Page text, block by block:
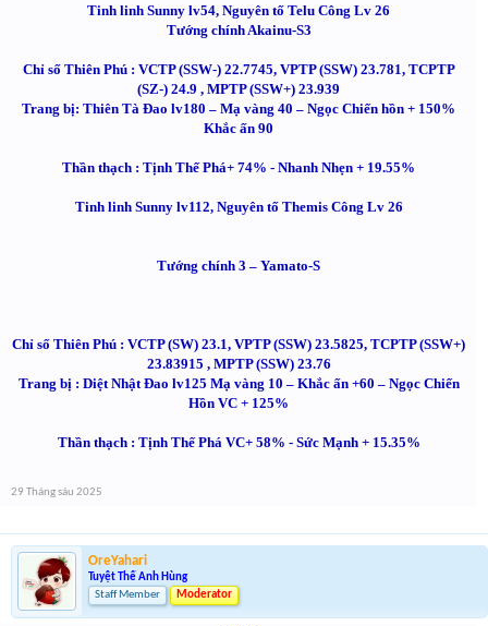
Tinh linh Sunny lv54, Nguyên tố Telu Công Lv 26
Tướng chính Akainu-S3
Chỉ số Thiên Phú : VCTP (SSW-) 22.7745, VPTP (SSW) 23.781, TCPTP
(SZ-) 24.9 , MPTP (SSW+) 23.939
Trang bị: Thiên Tà Đao lv180 – Mạ vàng 40 – Ngọc Chiến hồn + 150%
Khắc ấn 90
Thần thạch : Tịnh Thế Phá+ 74% - Nhanh Nhẹn + 19.55%
Tinh linh Sunny lv112, Nguyên tố Themis Công Lv 26
Tướng chính 3 – Yamato-S
Chỉ số Thiên Phú : VCTP (SW) 23.1, VPTP (SSW) 23.5825, TCPTP (SSW+)
23.83915 , MPTP (SSW) 23.76
Trang bị : Diệt Nhật Đao lv125 Mạ vàng 10 – Khắc ấn +60 – Ngọc Chiến
Hồn VC + 125%
Thần thạch : Tịnh Thế Phá VC+ 58% - Sức Mạnh + 15.35%
29 Tháng sáu 2025
OreYahari
Tuyệt Thế Anh Hùng
Staff Member
Moderator